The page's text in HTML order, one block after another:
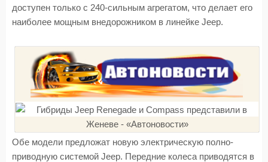
доступен только с 240-сильным агрегатом, что делает его
наиболее мощным внедорожником в линейке Jeep.
Обе модели предложат новую электрическую полно-
приводную системой Jeep. Передние колеса приводятся в